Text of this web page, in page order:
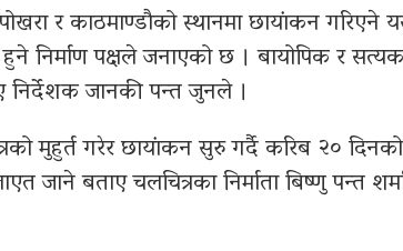
र काठमाण्डौको स्थानमा छायांकन गरिएने
निर्माण पक्षले जनाएको छ । बायोपिक र
निर्देशक जानकी पन्त जुनले ।
मुहुर्त गरेर छायांकन सुरु गर्दै करिब २०
जाने बताए चलचित्रका निर्माता बिष्णु पन्त